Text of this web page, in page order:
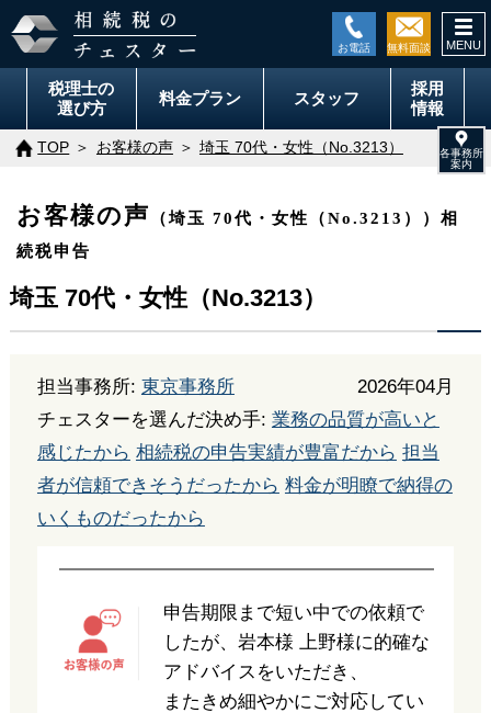
税理士の
選び方
料金プラン スタッフ
採用
情報
TOP お客様の声 埼玉 70代・女性（No.3213）
お客様の声
（埼玉 70代・女性（No.3213））相
続税申告
埼玉 70代・女性（No.3213）
担当事務所: 東京事務所
2026年04月
チェスターを選んだ決め手: 業務の品質が高いと
感じたから 相続税の申告実績が豊富だから 担当
者が信頼できそうだったから 料金が明瞭で納得の
いくものだったから
申告期限まで短い中での依頼で
したが、岩本様 上野様に的確な
アドバイスをいただき、
またきめ細やかにご対応してい